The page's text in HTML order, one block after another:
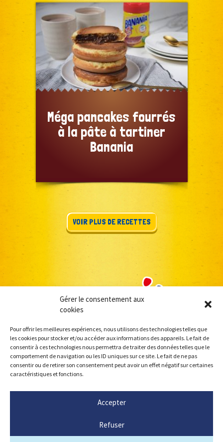
Gérer le consentement aux
cookies
Pour offrir les meilleures expériences, nous utilisons des technologies telles que
les cookies pour stocker et/ou accéder aux informations des appareils. Le fait de
consentir à ces technologies nous permettra de traiter des données telles que le
comportement de navigation ou les ID uniques sur ce site. Le fait de ne pas
consentir ou de retirer son consentement peut avoir un effet négatif sur certaines
caractéristiques et fonctions.
Accepter
Refuser
Méga pancakes fourrés
à la pâte à tartiner
Banania
VOIR PLUS DE RECETTES